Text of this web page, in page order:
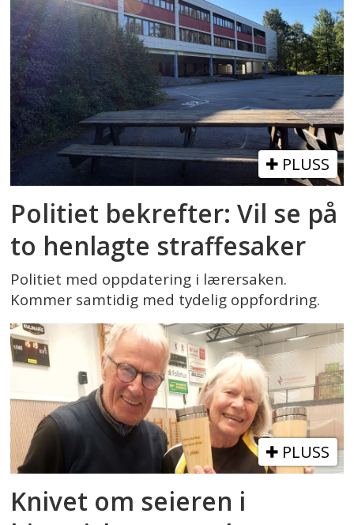
PLUSS
Politiet bekrefter: Vil se på
to henlagte straffesaker
Politiet med oppdatering i lærersaken.
Kommer samtidig med tydelig oppfordring.
PLUSS
Knivet om seieren i